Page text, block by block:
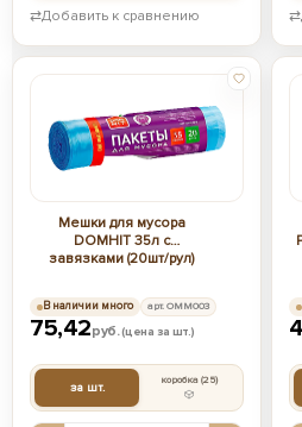
⇄Добавить к сравнению ⇄
Мешки для мусора
DOMHIT 35л с
завязками (20шт/рул)
75,42руб.(цена за шт.)
за шт. коробка(25)
В наличии много арт. ОММ003